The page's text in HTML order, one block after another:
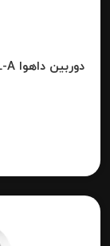
دوربین داهوا DH-HAC-T2A51P-U-IL-A